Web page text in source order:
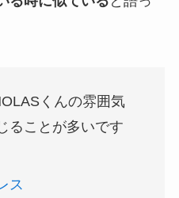
くんの雰囲気
ることが多いです
ス